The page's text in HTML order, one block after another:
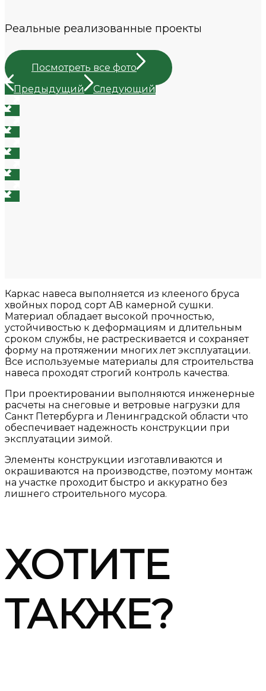
Реальные реализованные проекты
Посмотреть все фото
Предыдущий
Следующий
Каркас навеса выполняется из клееного бруса
хвойных пород сорт АВ камерной сушки.
Материал обладает высокой прочностью,
устойчивостью к деформациям и длительным
сроком службы, не растрескивается и сохраняет
форму на протяжении многих лет эксплуатации.
Все используемые материалы для строительства
навеса проходят строгий контроль качества.
При проектировании выполняются инженерные
расчеты на снеговые и ветровые нагрузки для
Санкт Петербурга и Ленинградской области что
обеспечивает надежность конструкции при
эксплуатации зимой.
Элементы конструкции изготавливаются и
окрашиваются на производстве, поэтому монтаж
на участке проходит быстро и аккуратно без
лишнего строительного мусора.
ХОТИТЕ
ТАКЖЕ?